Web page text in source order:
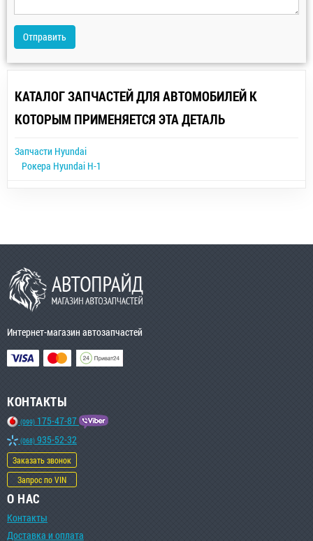
Отправить
КАТАЛОГ ЗАПЧАСТЕЙ ДЛЯ АВТОМОБИЛЕЙ К
КОТОРЫМ ПРИМЕНЯЕТСЯ ЭТА ДЕТАЛЬ
Запчасти Hyundai
Рокера Hyundai H-1
Интернет-магазин автозапчастей
КОНТАКТЫ
(099) 175-47-87
(068) 935-52-32
Заказать звонок
Запрос по VIN
О НАС
Контакты
Доставка и оплата